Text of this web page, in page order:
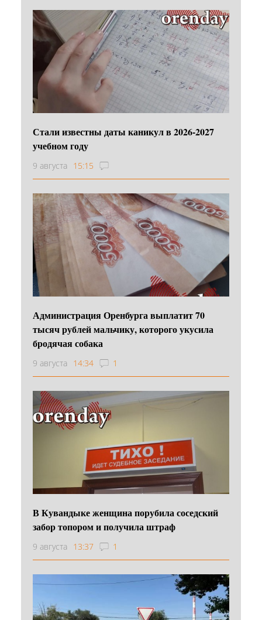
Стали известны даты каникул в 2026-2027
учебном году
9 августа 15:15
Администрация Оренбурга выплатит 70
тысяч рублей мальчику, которого укусила
бродячая собака
9 августа 14:34 1
В Кувандыке женщина порубила соседский
забор топором и получила штраф
9 августа 13:37 1